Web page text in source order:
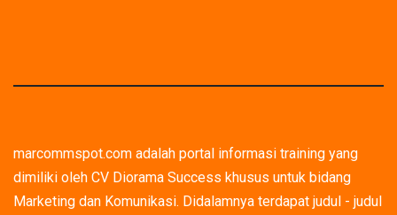
marcommspot.com adalah portal informasi training yang
dimiliki oleh CV Diorama Success khusus untuk bidang
Marketing dan Komunikasi. Didalamnya terdapat judul - judul